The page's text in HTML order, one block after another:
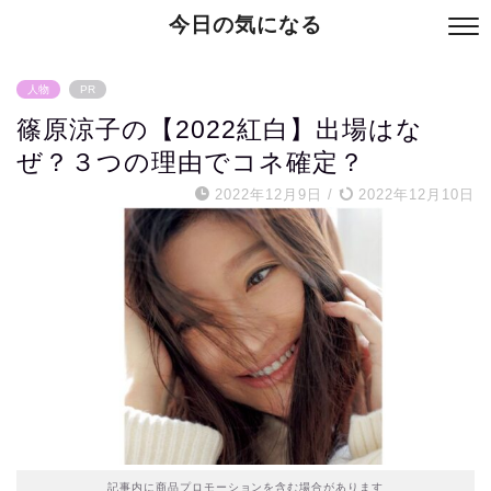
今日の気になる
人物 PR
篠原涼子の【2022紅白】出場はな
ぜ？３つの理由でコネ確定？
2022年12月9日 / 2022年12月10日
記事内に商品プロモーションを含む場合があります